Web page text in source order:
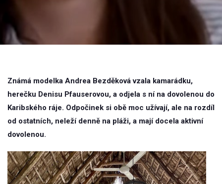
Známá modelka Andrea Bezděková vzala kamarádku,
herečku Denisu Pfauserovou, a odjela s ní na dovolenou do
Karibského ráje. Odpočinek si obě moc užívají, ale na rozdíl
od ostatních, neleží denně na pláži, a mají docela aktivní
dovolenou.